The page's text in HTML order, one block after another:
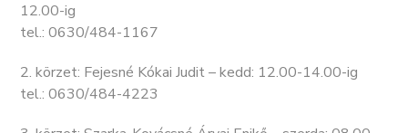
12.00-ig
tel.: 0630/484-1167
2. körzet: Fejesné Kókai Judit – kedd: 12.00-14.00-ig
tel.: 0630/484-4223